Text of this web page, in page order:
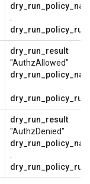
dry_run_policy_rule
dry_run_result:
"AuthzAllowed"
dry_run_policy_rule
dry_run_result:
"AuthzDenied"
dry_run_policy_rule